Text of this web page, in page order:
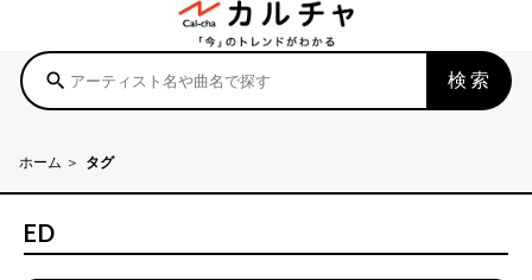
search 検索
ホーム タグ
ED